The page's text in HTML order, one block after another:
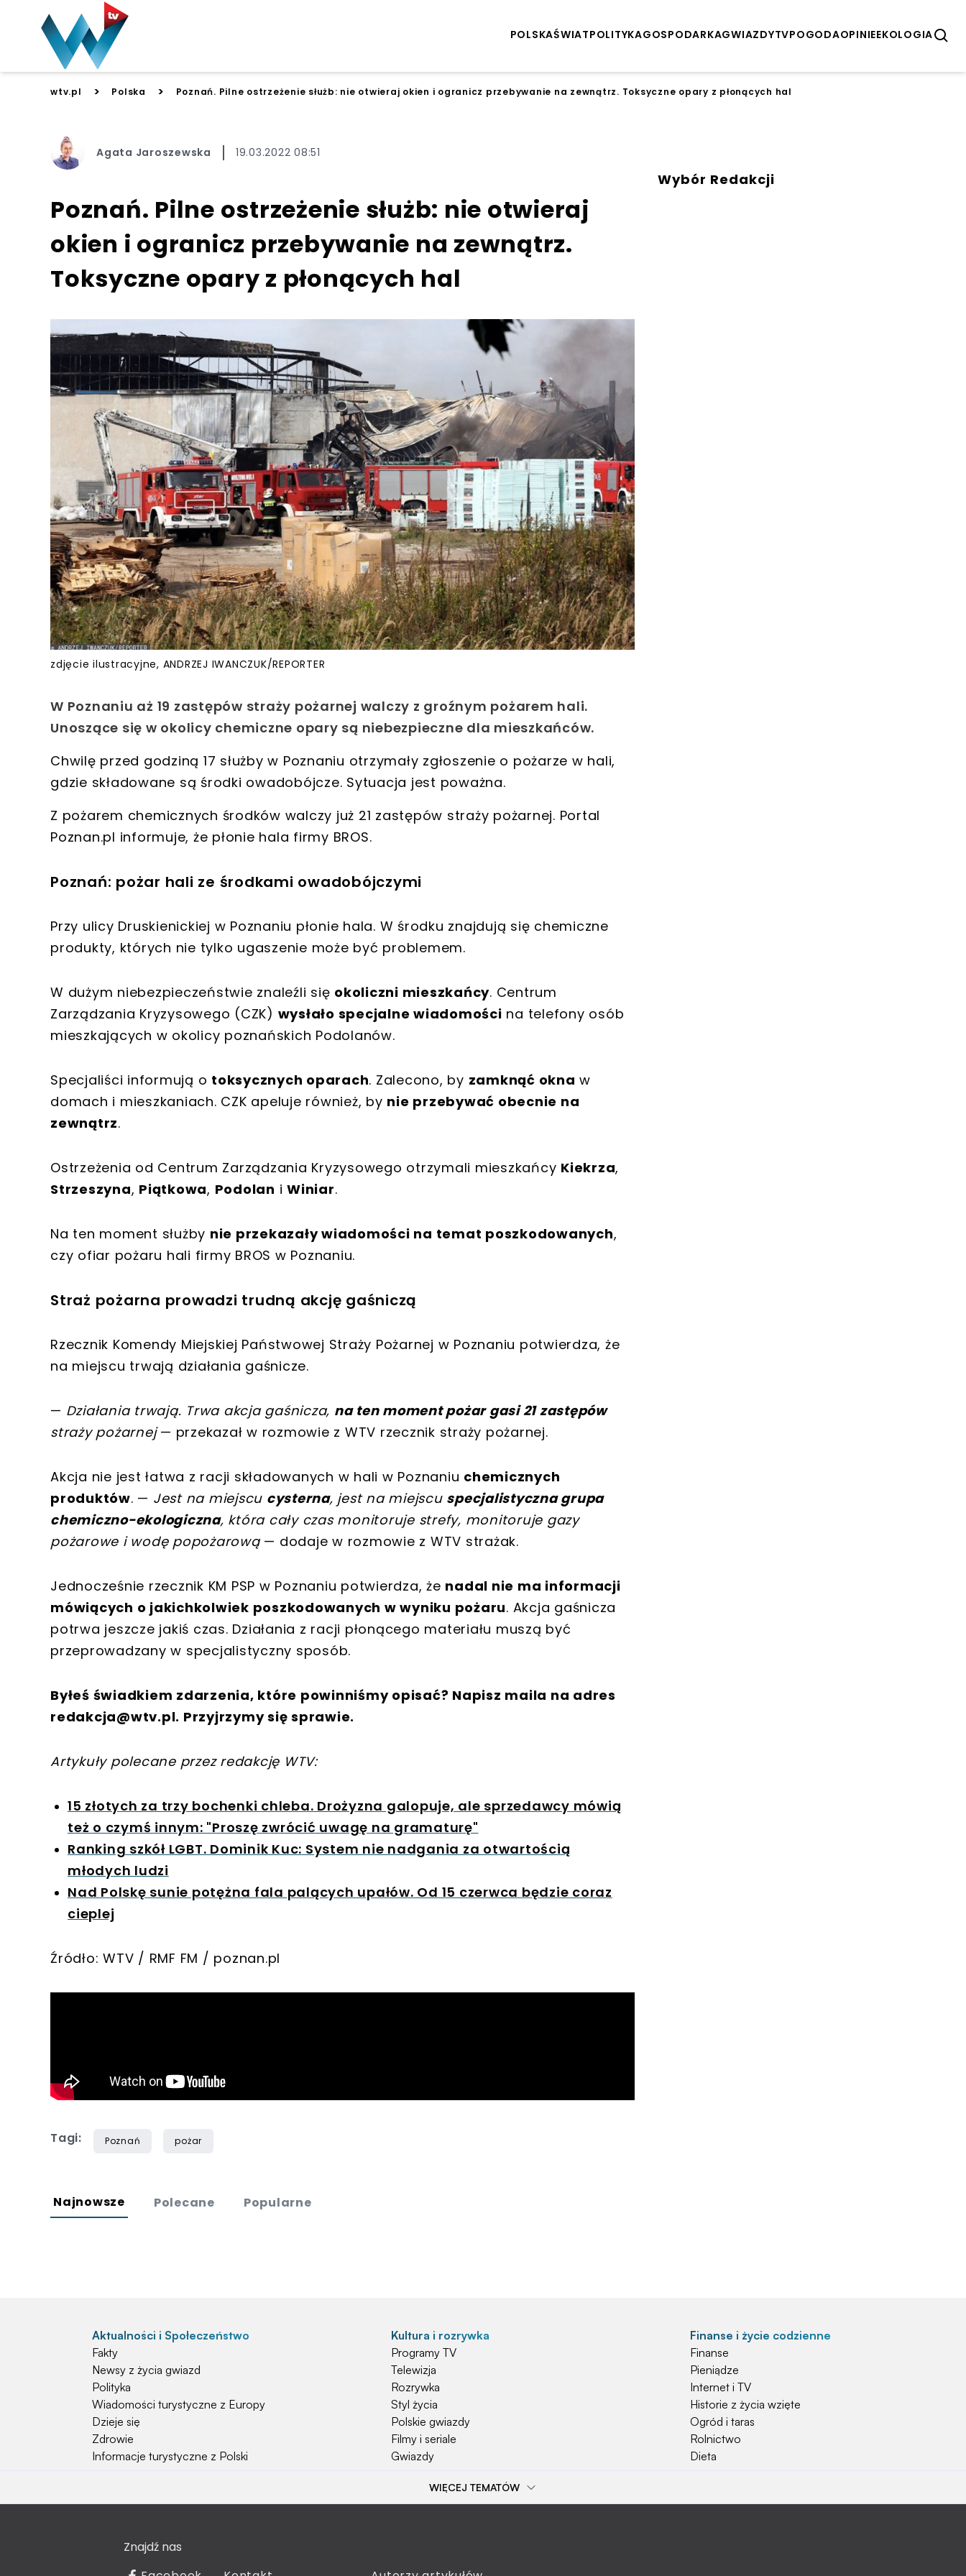
POLSKAŚWIATPOLITYKAGOSPODARKAGWIAZDYTVPOGODAOPINIEEKOLOGIA
wtv.pl > Polska > Poznań. Pilne ostrzeżenie służb: nie otwieraj okien i ogranicz przebywanie na zewnątrz. Toksyczne opary z płonących hal
Agata Jaroszewska 19.03.2022 08:51
Poznań. Pilne ostrzeżenie służb: nie otwieraj
okien i ogranicz przebywanie na zewnątrz.
Toksyczne opary z płonących hal
zdjęcie ilustracyjne, ANDRZEJ IWANCZUK/REPORTER
W Poznaniu aż 19 zastępów straży pożarnej walczy z groźnym pożarem hali.
Unoszące się w okolicy chemiczne opary są niebezpieczne dla mieszkańców.
Chwilę przed godziną 17 służby w Poznaniu otrzymały zgłoszenie o pożarze w hali,
gdzie składowane są środki owadobójcze. Sytuacja jest poważna.
Z pożarem chemicznych środków walczy już 21 zastępów straży pożarnej. Portal
Poznan.pl informuje, że płonie hala firmy BROS.
Poznań: pożar hali ze środkami owadobójczymi
Przy ulicy Druskienickiej w Poznaniu płonie hala. W środku znajdują się chemiczne
produkty, których nie tylko ugaszenie może być problemem.
W dużym niebezpieczeństwie znaleźli się okoliczni mieszkańcy. Centrum
Zarządzania Kryzysowego (CZK) wysłało specjalne wiadomości na telefony osób
mieszkających w okolicy poznańskich Podolanów.
Specjaliści informują o toksycznych oparach. Zalecono, by zamknąć okna w
domach i mieszkaniach. CZK apeluje również, by nie przebywać obecnie na
zewnątrz.
Ostrzeżenia od Centrum Zarządzania Kryzysowego otrzymali mieszkańcy Kiekrza,
Strzeszyna, Piątkowa, Podolan i Winiar.
Na ten moment służby nie przekazały wiadomości na temat poszkodowanych,
czy ofiar pożaru hali firmy BROS w Poznaniu.
Straż pożarna prowadzi trudną akcję gaśniczą
Rzecznik Komendy Miejskiej Państwowej Straży Pożarnej w Poznaniu potwierdza, że
na miejscu trwają działania gaśnicze.
— Działania trwają. Trwa akcja gaśnicza, na ten moment pożar gasi 21 zastępów
straży pożarnej— przekazał w rozmowie z WTV rzecznik straży pożarnej.
Akcja nie jest łatwa z racji składowanych w hali w Poznaniu chemicznych
produktów. — Jest na miejscu cysterna, jest na miejscu specjalistyczna grupa
chemiczno-ekologiczna, która cały czas monitoruje strefy, monitoruje gazy
pożarowe i wodę popożarową — dodaje w rozmowie z WTV strażak.
Jednocześnie rzecznik KM PSP w Poznaniu potwierdza, że nadal nie ma informacji
mówiących o jakichkolwiek poszkodowanych w wyniku pożaru. Akcja gaśnicza
potrwa jeszcze jakiś czas. Działania z racji płonącego materiału muszą być
przeprowadzany w specjalistyczny sposób.
Byłeś świadkiem zdarzenia, które powinniśmy opisać? Napisz maila na adres
redakcja@wtv.pl. Przyjrzymy się sprawie.
Artykuły polecane przez redakcję WTV:
15 złotych za trzy bochenki chleba. Drożyzna galopuje, ale sprzedawcy mówią
też o czymś innym: "Proszę zwrócić uwagę na gramaturę"
Ranking szkół LGBT. Dominik Kuc: System nie nadgania za otwartością
młodych ludzi
Nad Polskę sunie potężna fala palących upałów. Od 15 czerwca będzie coraz
cieplej
Źródło: WTV / RMF FM / poznan.pl
Tagi: Poznań pożar
Wybór Redakcji
Najnowsze Polecane Popularne
Aktualności i Społeczeństwo
Fakty
Newsy z życia gwiazd
Polityka
Wiadomości turystyczne z Europy
Dzieje się
Zdrowie
Informacje turystyczne z Polski
Kultura i rozrywka
Programy TV
Telewizja
Rozrywka
Styl życia
Polskie gwiazdy
Filmy i seriale
Gwiazdy
Finanse i życie codzienne
Finanse
Pieniądze
Internet i TV
Historie z życia wzięte
Ogród i taras
Rolnictwo
Dieta
Natura i Hobby
Rośliny
Technologia
Popularne tematy
Emerytura
Najchętniej czytane
WIĘCEJ TEMATÓW
Znajdź nas